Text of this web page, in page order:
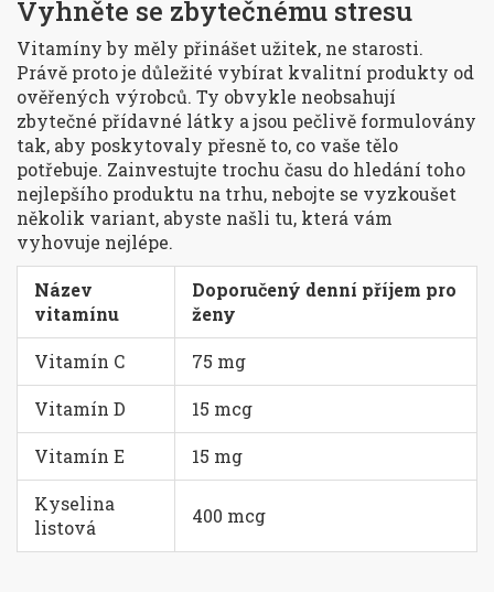
Vyhněte se zbytečnému stresu
Vitamíny by měly přinášet užitek, ne starosti.
Právě proto je důležité vybírat kvalitní produkty od
ověřených výrobců. Ty obvykle neobsahují
zbytečné přídavné látky a jsou pečlivě formulovány
tak, aby poskytovaly přesně to, co vaše tělo
potřebuje. Zainvestujte trochu času do hledání toho
nejlepšího produktu na trhu, nebojte se vyzkoušet
několik variant, abyste našli tu, která vám
vyhovuje nejlépe.
Název
vitamínu
Doporučený denní příjem pro
ženy
Vitamín C 75 mg
Vitamín D 15 mcg
Vitamín E 15 mg
Kyselina
listová
400 mcg